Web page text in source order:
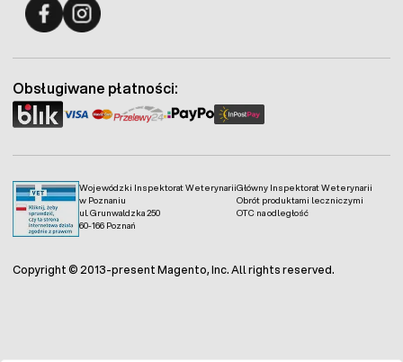
Wojewódzki Inspektorat Weterynarii
w Poznaniu
ul. Grunwaldzka 250
60-166 Poznań
Główny Inspektorat Weterynarii
Obrót produktami leczniczymi
OTC na odległość
Obsługiwane płatności:
Copyright © 2013-present Magento, Inc. All rights reserved.